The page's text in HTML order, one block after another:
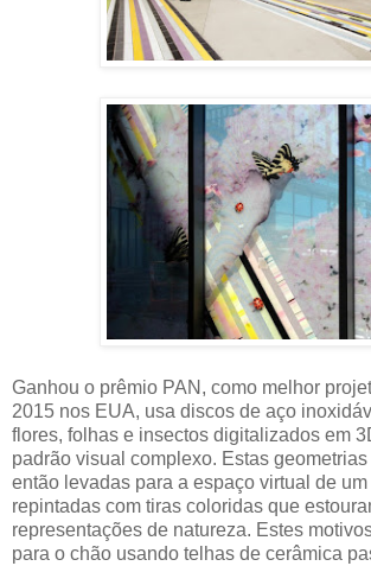
Ganhou o prêmio PAN, como melhor
2015 nos EUA, usa discos de aço
flores, folhas e insectos digitalizados em
padrão visual complexo. Estas
então levadas para a espaço virtual de um
repintadas com tiras coloridas que
representações de natureza. Estes
para o chão usando telhas de cerâmica